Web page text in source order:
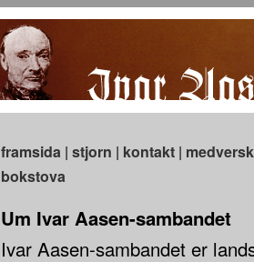
framsida| stjorn | kontakt|
bokstova
Um Ivar Aasen-sambandet
Ivar Aasen-sambandet er